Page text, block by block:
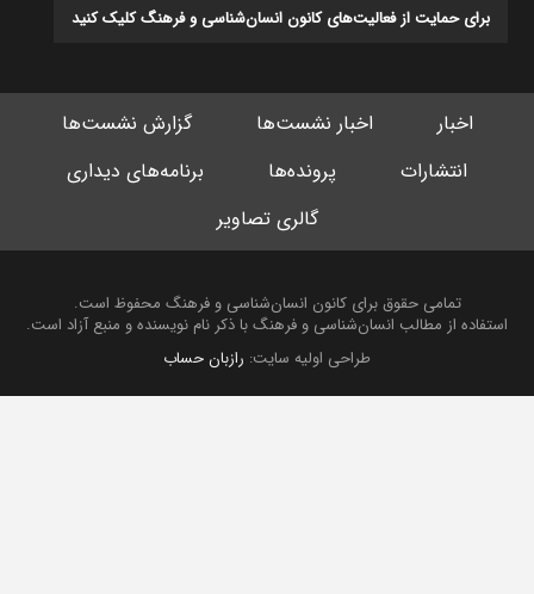
برای حمایت از فعالیت‌های کانون انسان‌شناسی و فرهنگ کلیک کنید
اخبار اخبار نشست‌ها
گزارش نشست‌ها
انتشارات
پرونده‌ها
برنامه‌های دیداری
گالری تصاویر
تمامی حقوق برای کانون انسان‌شناسی و فرهنگ محفوظ است.
استفاده از مطالب انسان‌شناسی و فرهنگ با ذکر نام نویسنده و منبع آزاد است.
طراحی اولیه سایت:رازبان حساب